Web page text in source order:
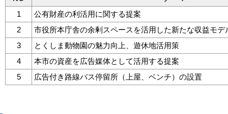
1
公有財産の利活用に関する提案
2
市役所本庁舎の余剰スペースを活用した新たな収益モデ
3
とくしま動物園の魅力向上、遊休地活用策
4
本市の資産を広告媒体として活用する提案
5
広告付き路線バス停留所（上屋、ベンチ）の設置